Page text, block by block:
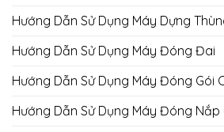
Hướng Dẫn Sử Dụng Máy Dựng
Hướng Dẫn Sử Dụng Máy Đóng Đai
Hướng Dẫn Sử Dụng Máy Đóng Gói
Hướng Dẫn Sử Dụng Máy Đóng Nắp